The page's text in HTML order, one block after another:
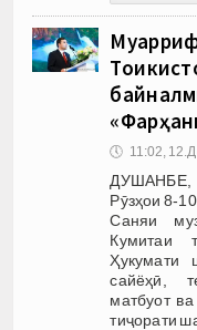
🕔 11:02,
Рӯзҳои 8-
Саняи
Кумитаи
Ҳукумати
сайёҳӣ,
матбуот
тиҷорати